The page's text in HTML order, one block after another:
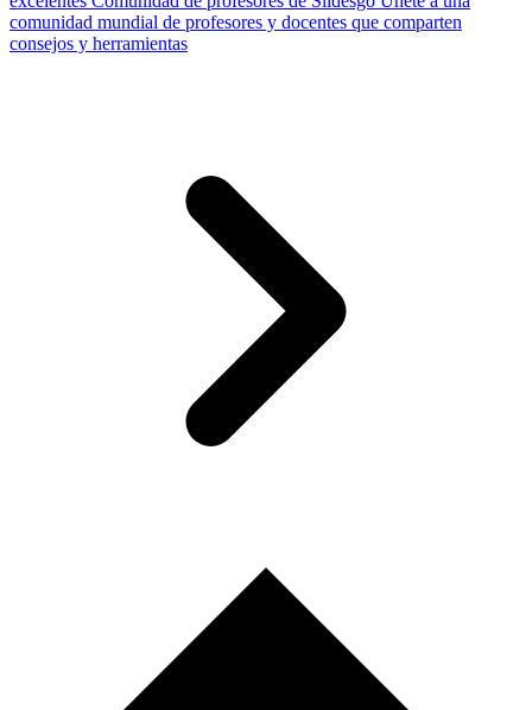
comunidad mundial de profesores y docentes que comparten
consejos y herramientas